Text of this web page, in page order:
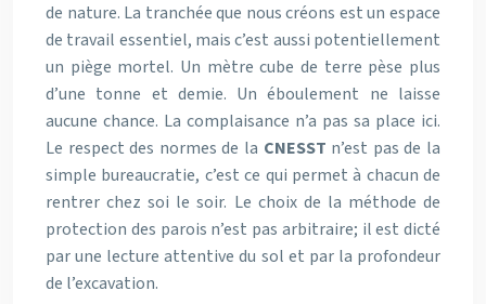
de nature. La tranchée que nous créons est un espace
de travail essentiel, mais c’est aussi potentiellement
un piège mortel. Un mètre cube de terre pèse plus
d’une tonne et demie. Un éboulement ne laisse
aucune chance. La complaisance n’a pas sa place ici.
Le respect des normes de la CNESST n’est pas de la
simple bureaucratie, c’est ce qui permet à chacun de
rentrer chez soi le soir. Le choix de la méthode de
protection des parois n’est pas arbitraire; il est dicté
par une lecture attentive du sol et par la profondeur
de l’excavation.